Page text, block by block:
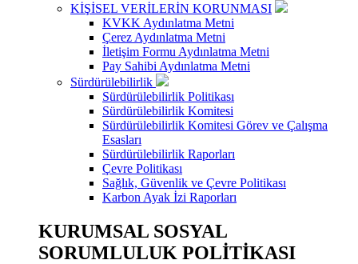
KİŞİSEL VERİLERİN KORUNMASI
KVKK Aydınlatma Metni
Çerez Aydınlatma Metni
İletişim Formu Aydınlatma Metni
Pay Sahibi Aydınlatma Metni
Sürdürülebilirlik
Sürdürülebilirlik Politikası
Sürdürülebilirlik Komitesi
Sürdürülebilirlik Komitesi Görev ve Çalışma
Esasları
Sürdürülebilirlik Raporları
Çevre Politikası
Sağlık, Güvenlik ve Çevre Politikası
Karbon Ayak İzi Raporları
KURUMSAL SOSYAL
SORUMLULUK POLİTİKASI